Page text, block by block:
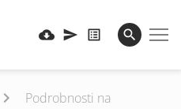
Podrobnosti na